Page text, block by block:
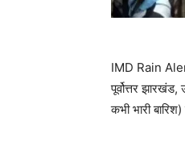
IMD Rain
पूर्वोत्तर
कभी भारी